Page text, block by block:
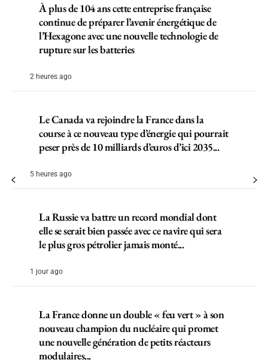
À plus de 104 ans cette entreprise française
continue de préparer l’avenir énergétique de
l’Hexagone avec une nouvelle technologie de
rupture sur les batteries
2 heures ago
Le Canada va rejoindre la France dans la
course à ce nouveau type d’énergie qui pourrait
peser près de 10 milliards d’euros d’ici 2035...
5 heures ago
La Russie va battre un record mondial dont
elle se serait bien passée avec ce navire qui sera
le plus gros pétrolier jamais monté...
1 jour ago
La France donne un double « feu vert » à son
nouveau champion du nucléaire qui promet
une nouvelle génération de petits réacteurs
modulaires...